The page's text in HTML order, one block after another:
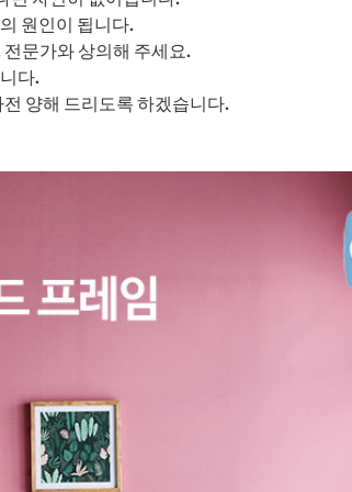
원인이 됩니다.
문가와 상의해 주세요.
다.
양해 드리도록 하겠습니다.